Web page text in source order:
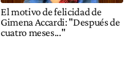
El motivo de felicidad de
Gimena Accardi: "Después de
cuatro meses..."